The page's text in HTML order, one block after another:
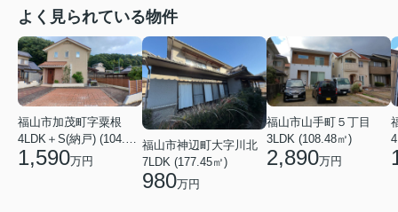
よく見られている物件
福山市加茂町字粟根
1,590万円
福山市神辺町大字川北
7LDK (177.45㎡)
980万円
福山市山手町５丁目
3LDK (108.48㎡)
2,890万円